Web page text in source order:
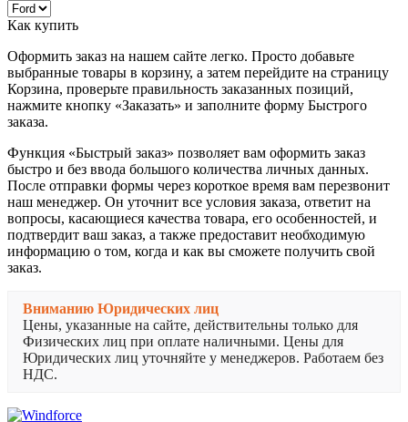
Как купить
Оформить заказ на нашем сайте легко. Просто добавьте
выбранные товары в корзину, а затем перейдите на страницу
Корзина, проверьте правильность заказанных позиций,
нажмите кнопку «Заказать» и заполните форму Быстрого
заказа.
Функция «Быстрый заказ» позволяет вам оформить заказ
быстро и без ввода большого количества личных данных.
После отправки формы через короткое время вам перезвонит
наш менеджер. Он уточнит все условия заказа, ответит на
вопросы, касающиеся качества товара, его особенностей, и
подтвердит ваш заказ, а также предоставит необходимую
информацию о том, когда и как вы сможете получить свой
заказ.
Вниманию Юридических лиц
Цены, указанные на сайте, действительны только для
Физических лиц при оплате наличными. Цены для
Юридических лиц уточняйте у менеджеров. Работаем без
НДС.